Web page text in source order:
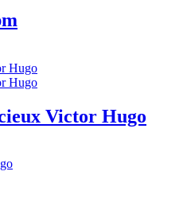
Victor Hugo